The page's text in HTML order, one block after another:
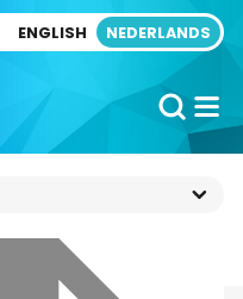
ENGLISH NEDERLANDS